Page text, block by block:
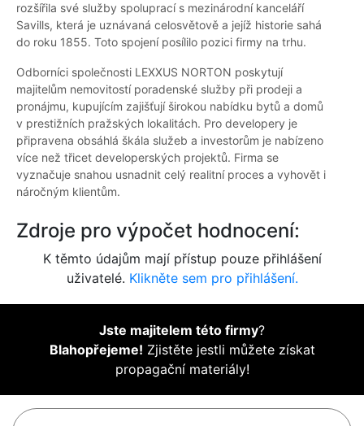
rozšířila své služby spoluprací s mezinárodní kanceláří
Savills, která je uznávaná celosvětově a jejíž historie sahá
do roku 1855. Toto spojení posílilo pozici firmy na trhu.
Odborníci společnosti LEXXUS NORTON poskytují
majitelům nemovitostí poradenské služby při prodeji a
pronájmu, kupujícím zajišťují širokou nabídku bytů a domů
v prestižních pražských lokalitách. Pro developery je
připravena obsáhlá škála služeb a investorům je nabízeno
více než třicet developerských projektů. Firma se
vyznačuje snahou usnadnit celý realitní proces a vyhovět i
náročným klientům.
Zdroje pro výpočet hodnocení:
K těmto údajům mají přístup pouze přihlášení
uživatelé. Klikněte sem pro přihlášení.
Jste majitelem této firmy?
Blahopřejeme! Zjistěte jestli můžete získat
propagační materiály!